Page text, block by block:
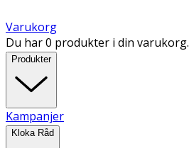
Varukorg
Du har 0 produkter i din varukorg.
Produkter
Kampanjer
Kloka Råd